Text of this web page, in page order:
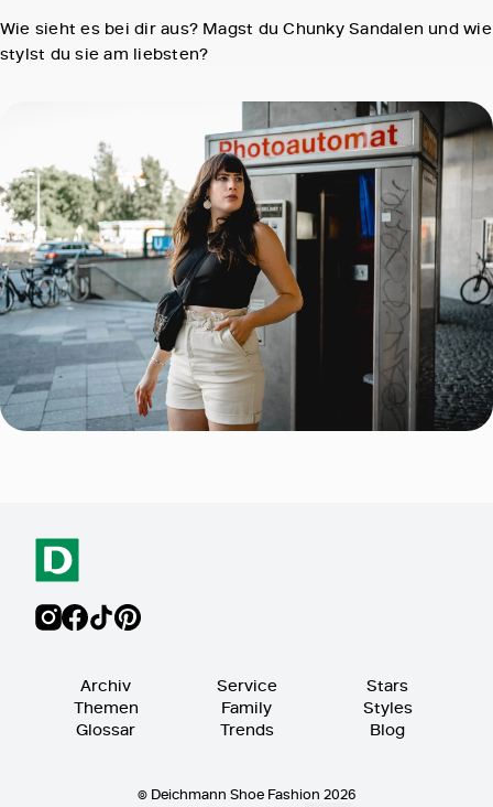
Wie sieht es bei dir aus? Magst du Chunky Sandalen und wie
stylst du sie am liebsten?
Archiv
Themen
Glossar
Service
Family
Trends
Stars
Styles
Blog
© Deichmann Shoe Fashion 2026